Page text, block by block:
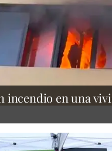
incendio en una